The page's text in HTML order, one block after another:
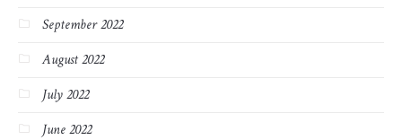
September 2022
August 2022
July 2022
June 2022